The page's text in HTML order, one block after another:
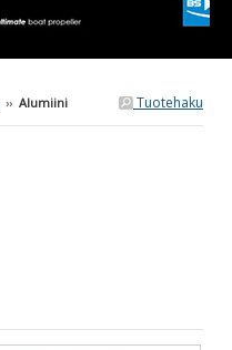
Tuotehaku
›› Alumiini